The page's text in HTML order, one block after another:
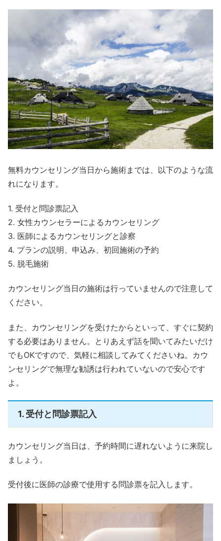
無料カウンセリング当日から施術までは、以下のような流
れになります。
1. 受付と問診票記入
2. 女性カウンセラーによるカウンセリング
3. 医師によるカウンセリングと診察
4. プランの説明、申込み、初回施術の予約
5. 脱毛施術
カウンセリング当日の施術は行っていませんので注意して
ください。
また、カウンセリングを受けたからといって、すぐに契約
する必要はありません。とりあえず話を聞いてみたいだけ
でもOKですので、気軽に相談してみてくださいね。カウ
ンセリングで無理な勧誘は行われていないので安心です
よ。
1. 受付と問診票記入
カウンセリング当日は、予約時間に遅れないように来院し
ましょう。
受付後に医師の診療で使用する問診票を記入します。